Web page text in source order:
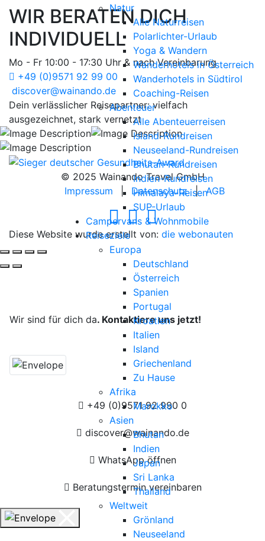
Natur
Alle Naturreisen
Polarlichter-Urlaub
Yoga & Wandern
Wanderhotels in Österreich
Wanderhotels in Südtirol
Coaching-Reisen
Abenteuer
Alle Abenteuerreisen
Island-Rundreisen
Neuseeland-Rundreisen
Bhutan-Rundreisen
Indien-Rundreisen
Himalaya-Reisen
SUP-Urlaub
Campervans & Wohnmobile
Reiseziele
Europa
Deutschland
Österreich
Spanien
Portugal
Kroatien
Italien
Island
Griechenland
Zu Hause
Afrika
Marokko
Asien
Bhutan
Indien
Japan
Sri Lanka
Thailand
Weltweit
Grönland
Neuseeland
WIR BERATEN DICH
INDIVIDUELL
Mo - Fr 10:00 - 17:30 Uhr & nach Vereinbarung
+49 (0)9571 92 99 00
discover@wainando.de
Dein verlässlicher Reisepartner: vielfach
ausgezeichnet, stark vernetzt
© 2025 Wainando Travel GmbH
Impressum
| Datenschutz | AGB
Diese Website wurde erstellt von: die webonauten
Deine Reise, unsere Leidenschaft.
Wir sind für dich da. Kontaktiere uns jetzt!
+49 (0)9571 92 990 0
discover@wainando.de
WhatsApp öffnen
Beratungstermin vereinbaren